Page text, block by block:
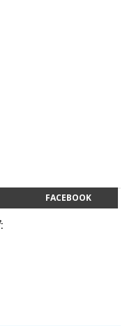
FACEBOOK